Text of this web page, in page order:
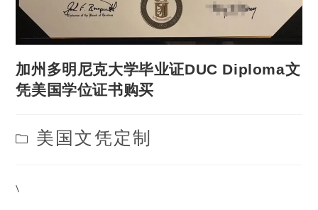
加州多明尼克大学毕业证DUC Diploma文
凭美国学位证书购买
Post
category:
美国文凭定制
\